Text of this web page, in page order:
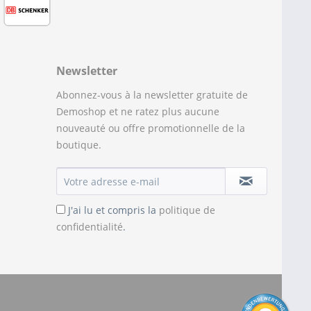
Newsletter
Abonnez-vous à la newsletter gratuite de
Demoshop et ne ratez plus aucune
nouveauté ou offre promotionnelle de la
boutique.
J'ai lu et compris la politique de
confidentialité.